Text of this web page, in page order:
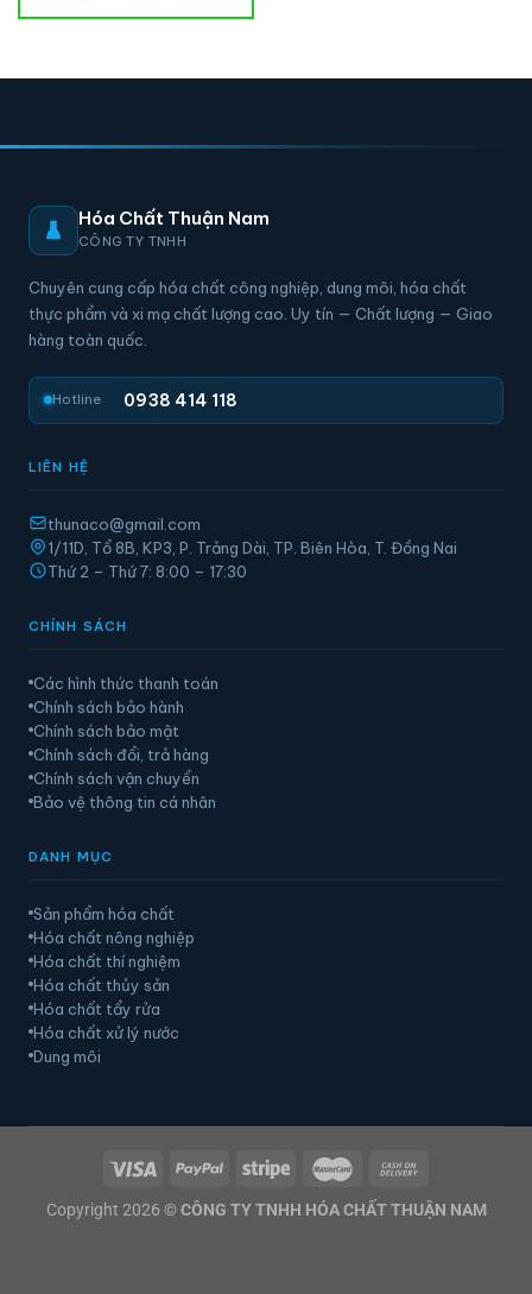
Hóa Chất Thuận Nam
CÔNG TY TNHH
Chuyên cung cấp hóa chất công nghiệp, dung môi, hóa chất
thực phẩm và xi mạ chất lượng cao. Uy tín — Chất lượng — Giao
hàng toàn quốc.
Hotline 0938 414 118
LIÊN HỆ
thunaco@gmail.com
1/11D, Tổ 8B, KP3, P. Trảng Dài, TP. Biên Hòa, T. Đồng Nai
Thứ 2 – Thứ 7: 8:00 – 17:30
CHÍNH SÁCH
Các hình thức thanh toán
Chính sách bảo hành
Chính sách bảo mật
Chính sách đổi, trả hàng
Chính sách vận chuyển
Bảo vệ thông tin cá nhân
DANH MỤC
Sản phẩm hóa chất
Hóa chất nông nghiệp
Hóa chất thí nghiệm
Hóa chất thủy sản
Hóa chất tẩy rửa
Hóa chất xử lý nước
Dung môi
Copyright 2026 © CÔNG TY TNHH HÓA CHẤT THUẬN NAM